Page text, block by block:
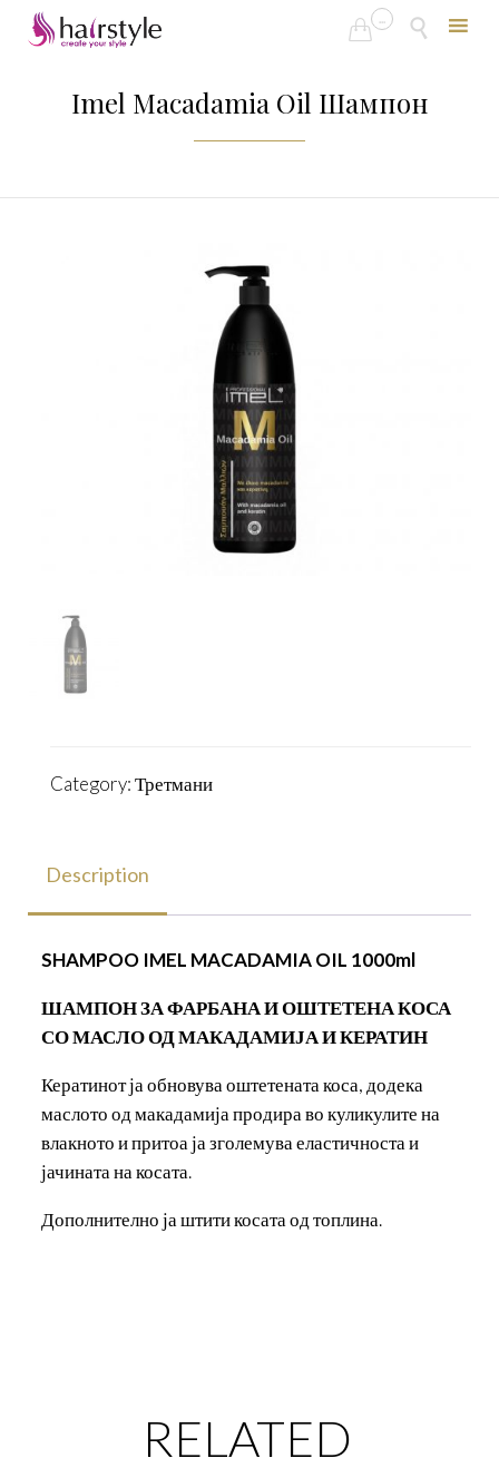
 ...

to
Imel Macadamia Oil Шампон
Category:Третмани
Description
SHAMPOO IMEL MACADAMIA OIL 1000ml
ШАМПОН ЗА ФАРБАНА И ОШТЕТЕНА КОСА
СО МАСЛО ОД МАКАДАМИЈА И КЕРАТИН
Кератинот ја обновува оштетената коса, додека
маслото од макадамија продира во куликулите на
влакното и притоа ја зголемува еластичноста и
јачината на косата.
Дополнително ја штити косата од топлина.
RELATED